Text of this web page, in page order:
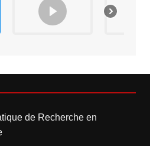
de Recherche en